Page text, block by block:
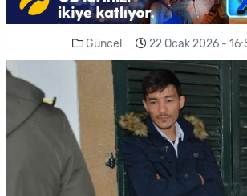
Güncel 22 Ocak 2026 -